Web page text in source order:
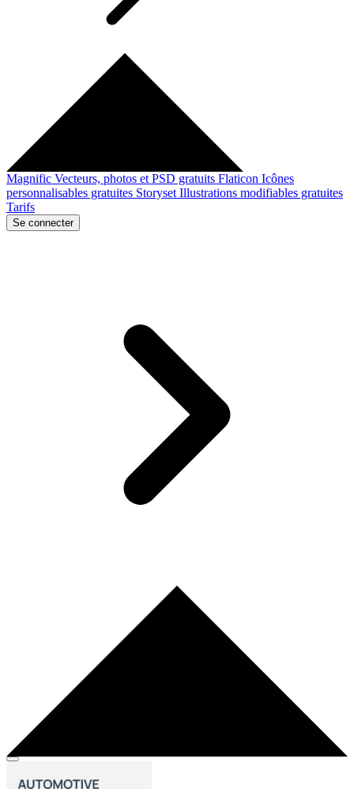
Magnific Vecteurs, photos et PSD gratuits Flaticon Icônes
personnalisables gratuites Storyset Illustrations modifiables gratuites
Tarifs
Se connecter